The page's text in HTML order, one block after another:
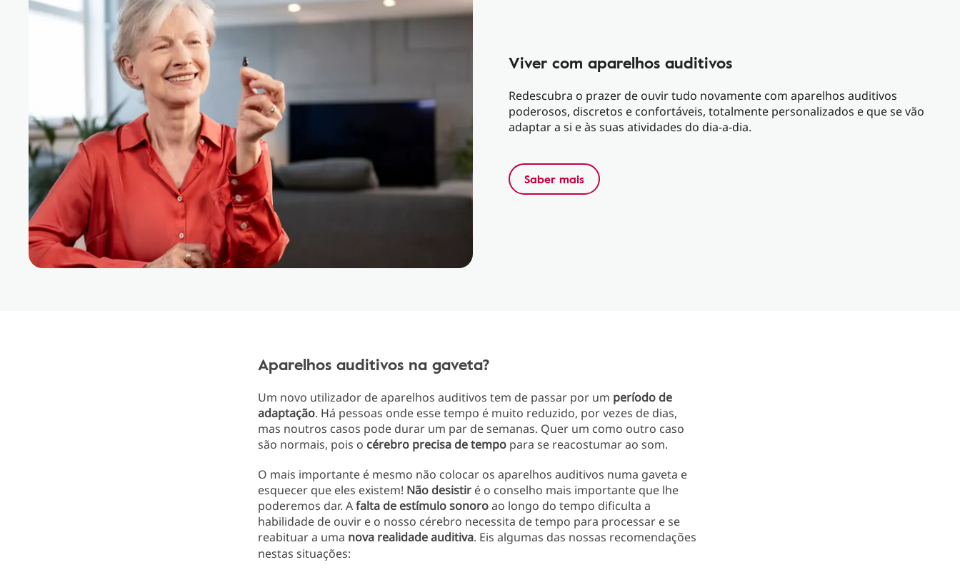
Viver com aparelhos auditivos
Redescubra o prazer de ouvir tudo novamente com aparelhos auditivos
poderosos, discretos e confortáveis, totalmente personalizados e que se vão
adaptar a si e às suas atividades do dia-a-dia.
Saber mais
Aparelhos auditivos na gaveta?
Um novo utilizador de aparelhos auditivos tem de passar por um período de
adaptação. Há pessoas onde esse tempo é muito reduzido, por vezes de dias,
mas noutros casos pode durar um par de semanas. Quer um como outro caso
são normais, pois o cérebro precisa de tempo para se reacostumar ao som.
O mais importante é mesmo não colocar os aparelhos auditivos numa gaveta e
esquecer que eles existem! Não desistir é o conselho mais importante que lhe
poderemos dar. Afalta de estímulo sonoroao longo do tempo dificulta a
habilidade de ouvir e o nosso cérebro necessita de tempo para processar e se
reabituar a uma nova realidade auditiva. Eis algumas das nossas recomendações
nestas situações: